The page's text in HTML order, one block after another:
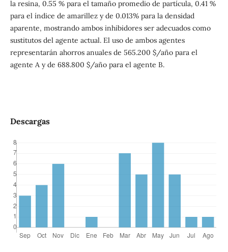
la resina, 0.55 % para el tamaño promedio de partícula, 0.41 %
para el índice de amarillez y de 0.013% para la densidad
aparente, mostrando ambos inhibidores ser adecuados como
sustitutos del agente actual. El uso de ambos agentes
representarán ahorros anuales de 565.200 $/año para el
agente A y de 688.800 $/año para el agente B.
Descargas